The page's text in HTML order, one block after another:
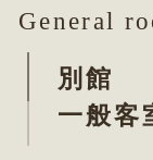
General
別館
一般客